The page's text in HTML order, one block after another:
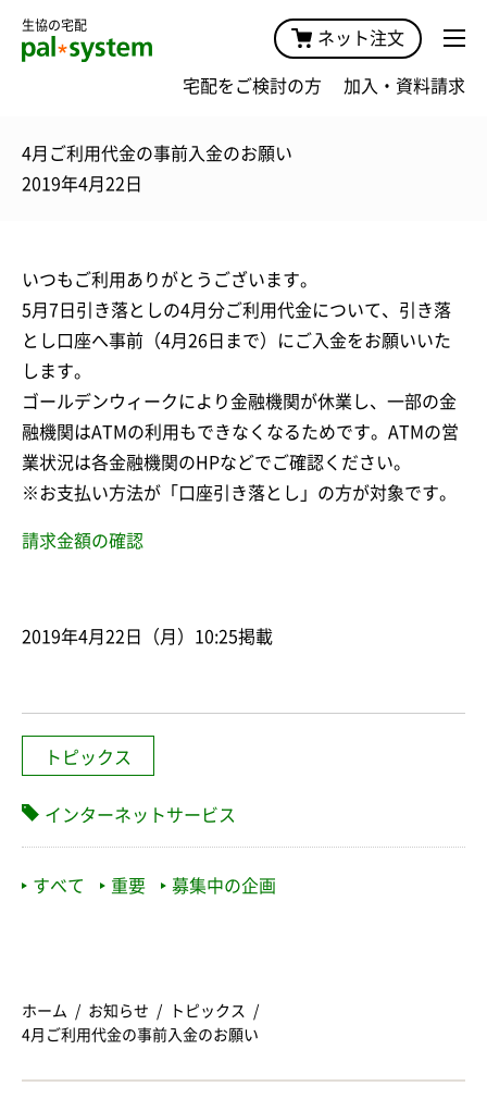
生協の宅配
ネット注文
宅配をご検討の方 加入・資料請求
4月ご利用代金の事前入金のお願い
2019年4月22日
いつもご利用ありがとうございます。
5月7日引き落としの4月分ご利用代金について、引き落
とし口座へ事前（4月26日まで）にご入金をお願いいた
します。
ゴールデンウィークにより金融機関が休業し、一部の金
融機関はATMの利用もできなくなるためです。ATMの営
業状況は各金融機関のHPなどでご確認ください。
※お支払い方法が「口座引き落とし」の方が対象です。
請求金額の確認
2019年4月22日（月）10:25掲載
トピックス
インターネットサービス
すべて 重要 募集中の企画
ホーム お知らせ
トピックス
4月ご利用代金の事前入金のお願い